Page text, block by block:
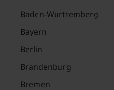
Baden-Württemberg
Bayern
Berlin
Brandenburg
Bremen